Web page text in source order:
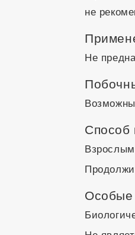
не
Не
Возможны
Способ
Особые